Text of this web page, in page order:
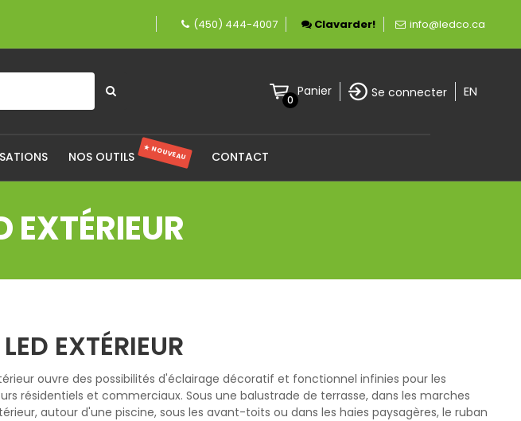
Une entreprise fièrement canadienne spécialisée en éclairage LED.
(450) 444-4007 Clavarder! info@ledco.ca
0
Panier Se connecter EN
NOS OUTILS ★ NOUVEAU CONTACT
EXTÉRIEUR
EXTÉRIEUR
ouvre des possibilités d'éclairage décoratif et fonctionnel infinies pour les
résidentiels et commerciaux. Sous une balustrade de terrasse, dans les marches
autour d'une piscine, sous les avant-toits ou dans les haies paysagères, le ruban